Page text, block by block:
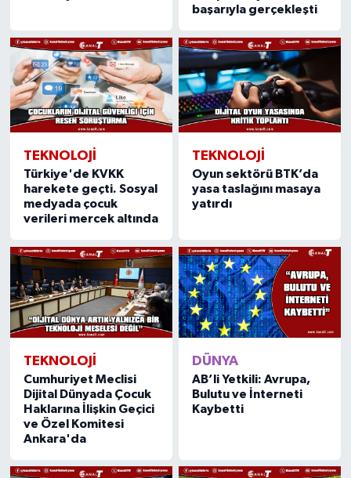
başarıyla gerçekleşti
TEKNOLOJI
Türkiye'de KVKK
harekete geçti. Sosyal
medyada çocuk
verileri mercek altında
TEKNOLOJI
Oyun sektörü BTK’da
yasa taslağını masaya
yatırdı
TEKNOLOJI
Cumhuriyet Meclisi
Dijital Dünyada Çocuk
Haklarına İlişkin Geçici
ve Özel Komitesi
Ankara'da
DÜNYA
AB’li Yetkili: Avrupa,
Bulutu ve İnterneti
Kaybetti